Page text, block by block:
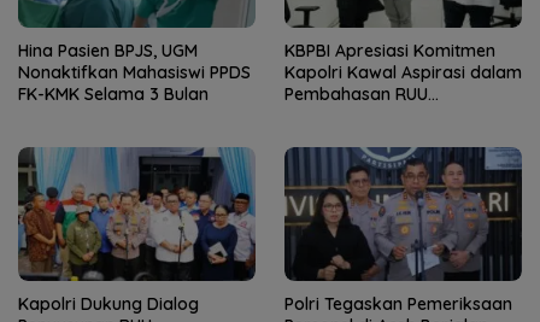
Hina Pasien BPJS, UGM
Nonaktifkan Mahasiswi PPDS
FK-KMK Selama 3 Bulan
KBPBI Apresiasi Komitmen
Kapolri Kawal Aspirasi dalam
Pembahasan RUU
Kapolri Dukung Dialog
Polri Tegaskan Pemeriksaan